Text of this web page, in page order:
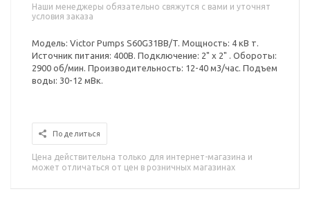
Наши менеджеры обязательно свяжутся с вами и уточнят
условия заказа
Модель: Victor Pumps S60G31BB/T. Мощность: 4 кВ т.
Источник питания: 400В. Подключение: 2" x 2" . Обороты:
2900 об/мин. Производительность: 12-40 м3/час. Подъем
воды: 30-12 мВк.
Поделиться
Цена действительна только для интернет-магазина и
может отличаться от цен в розничных магазинах